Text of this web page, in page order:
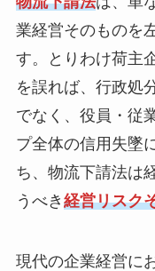
業経営そのものを
す。とりわけ荷主
を誤れば、行政処
でなく、役員・従
プ全体の信用失墜
ち、物流下請法は
うべき 経営リスク
現代の企業経営に